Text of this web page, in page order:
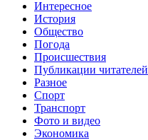
Интересное
История
Общество
Погода
Происшествия
Публикации читателей
Разное
Спорт
Транспорт
Фото и видео
Экономика